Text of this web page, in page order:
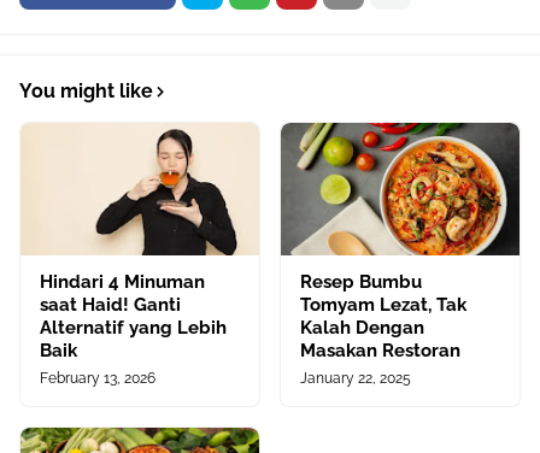
You might like
Hindari 4 Minuman
saat Haid! Ganti
Alternatif yang Lebih
Baik
February 13, 2026
Resep Bumbu
Tomyam Lezat, Tak
Kalah Dengan
Masakan Restoran
January 22, 2025